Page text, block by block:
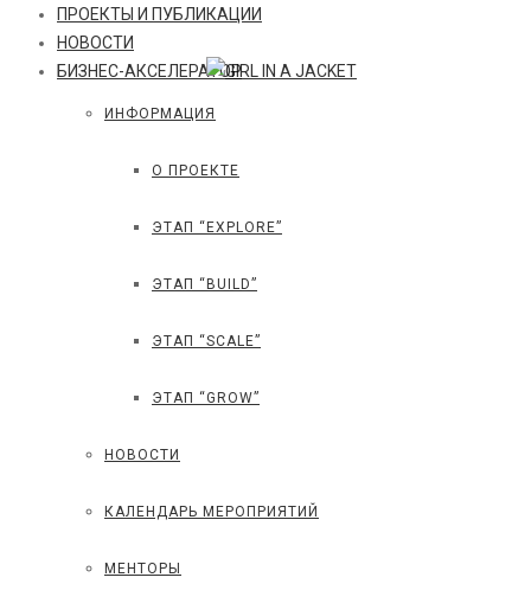
ПРОЕКТЫ И ПУБЛИКАЦИИ
НОВОСТИ
БИЗНЕС-АКСЕЛЕРАТОР
ИНФОРМАЦИЯ
О ПРОЕКТЕ
ЭТАП “EXPLORE”
ЭТАП “BUILD”
ЭТАП “SCALE”
ЭТАП “GROW”
НОВОСТИ
КАЛЕНДАРЬ МЕРОПРИЯТИЙ
МЕНТОРЫ